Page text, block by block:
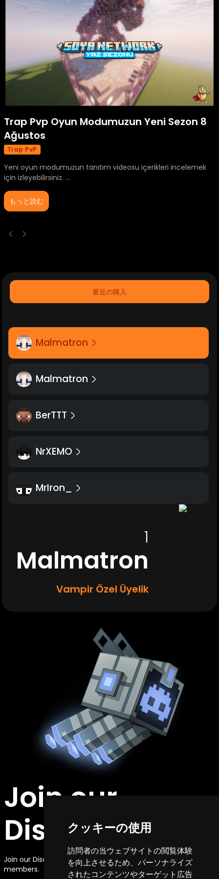
クッキーの使用
訪問者の当ウェブサイトの閲覧体験
を向上させるため、パーソナライズ
されたコンテンツやターゲット広告
Trap Pvp Oyun Modumuzun Yeni Sezon 8
Ağustos
Trap PvP
Yeni oyun modumuzun tanıtım videosu içerikleri incelemek
için izleyebilirsiniz. ...
もっと読む
最近の購入
Malmatron
Malmatron
BerTTT
NrXEMO
MrIron_
1
Malmatron
Vampir Özel Üyelik
Join our
Discord Server
Join our Discord server to chat with other players and staff
members.